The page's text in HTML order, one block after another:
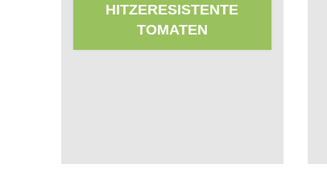
HITZERESISTENTE
TOMATEN